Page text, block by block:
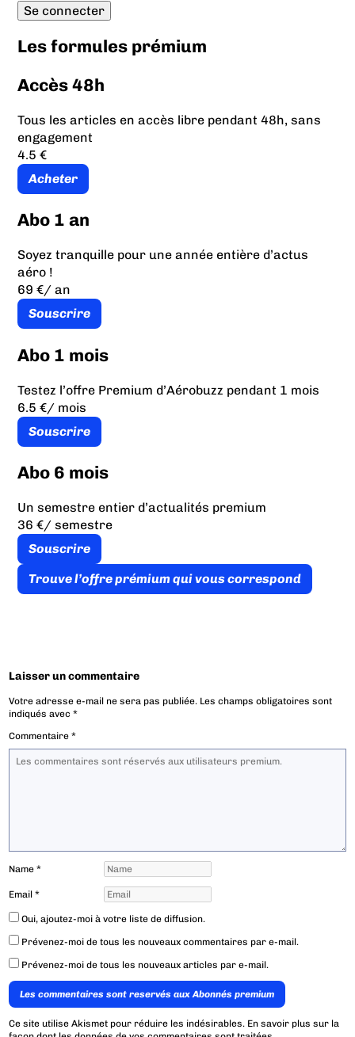
Les formules prémium
Accès 48h
Tous les articles en accès libre pendant 48h, sans
engagement
4.5 €
Acheter
Abo 1 an
Soyez tranquille pour une année entière d’actus
aéro !
69 €/ an
Souscrire
Abo 1 mois
Testez l’offre Premium d’Aérobuzz pendant 1 mois
6.5 €/ mois
Souscrire
Abo 6 mois
Un semestre entier d’actualités premium
36 €/ semestre
Souscrire
Trouve l’offre prémium qui vous correspond
Laisser un commentaire
Votre adresse e-mail ne sera pas publiée. Les champs obligatoires sont
indiqués avec*
Commentaire*
Name*
Email*
Oui, ajoutez-moi à votre liste de diffusion.
Prévenez-moi de tous les nouveaux commentaires par e-mail.
Prévenez-moi de tous les nouveaux articles par e-mail.
Les commentaires sont reservés aux Abonnés premium
Ce site utilise Akismet pour réduire les indésirables. En savoir plus sur la